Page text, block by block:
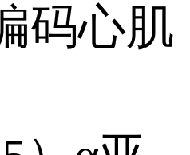
码心肌